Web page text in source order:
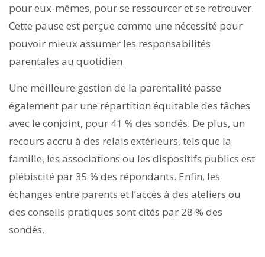
pour eux-mêmes, pour se ressourcer et se retrouver.
Cette pause est perçue comme une nécessité pour
pouvoir mieux assumer les responsabilités
parentales au quotidien.
Une meilleure gestion de la parentalité passe
également par une répartition équitable des tâches
avec le conjoint, pour 41 % des sondés. De plus, un
recours accru à des relais extérieurs, tels que la
famille, les associations ou les dispositifs publics est
plébiscité par 35 % des répondants. Enfin, les
échanges entre parents et l’accès à des ateliers ou
des conseils pratiques sont cités par 28 % des
sondés.